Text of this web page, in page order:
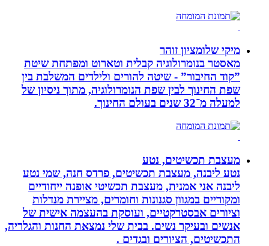
מיקי שלומציון זוהר
מאסטר בנומרולוגיה קבלית וטארוט ומפתחת שיטת
”קוד החיבור” - שיטה להורים ולילדים המשלבת בין
שפת החינוך לבין שפת הנומרולוגיה, מתוך ניסיון של
למעלה מ־32 שנים בעולם החינוך.
מעצבת תכשיטים, נטע
נטע ליבנה, מעצבת תכשיטים, פרדס חנה, שמי נטע
ליבנה אני אמנית, מעצבת תכשיטי אופנה ייחודיים
ומקוריים במגוון סגנונות וחומרים, מציירת מנדלות
וציורים אבסטרקטיים, ועוסקת בהעצמה אישית של
אנשים ובעיקר נשים. בבית שלי נמצאת החנות והגלריה,
התכשיטים, הציורים ובגדים .